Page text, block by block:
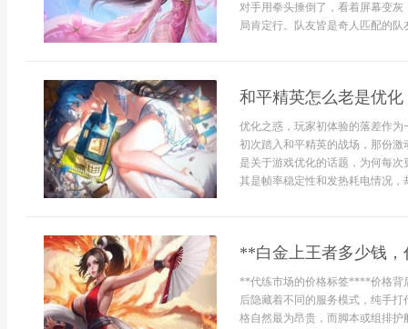
对手用拳头捶倒了，看着屏幕变
局肯定行。队友皆是奇人匹配的
和平精英怎么老是优
优化之惑，玩家初体验的落差作
初次踏入和平精英的战场，那份
是关于游戏优化的话题，为何每
其是帧率稳定性和发热耗电情况，
**白金上王者多少钱
**代练市场的价格标签****价格背
后隐藏着不同的服务模式，纯手
格自然最为昂贵，而脚本或组排